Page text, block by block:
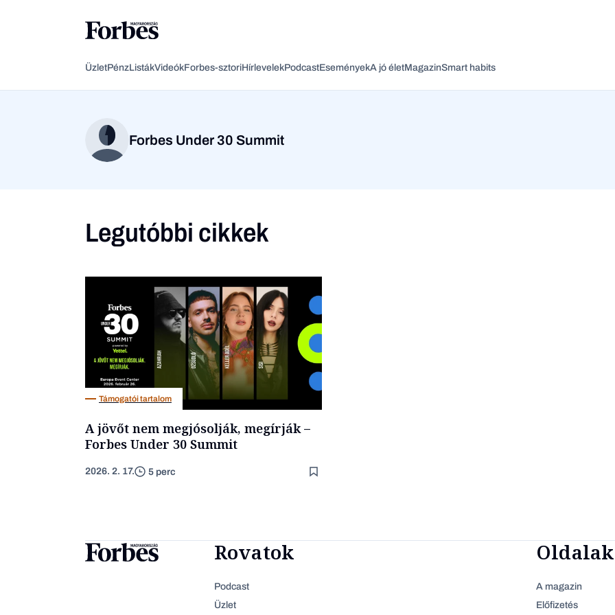
ÜzletPénzListákVideókForbes-sztoriHírlevelekPodcastEseményekA jó életMagazinSmart habits
Forbes Under 30 Summit
Legutóbbi cikkek
Támogatói tartalom
A jövőt nem megjósolják, megírják –
Forbes Under 30 Summit
2026. 2. 17. 5 perc
Rovatok
Podcast
Üzlet
Oldalak
A magazin
Előfizetés